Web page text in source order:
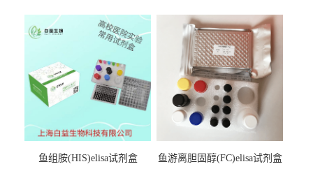
鱼组胺(HIS)elisa试剂盒 鱼游离胆固醇(FC)elisa试剂盒